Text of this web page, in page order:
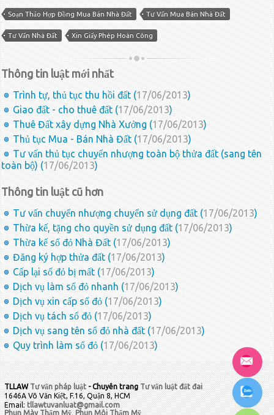
Soạn Thảo Hợp Đồng Mua Bán Nhà Đất Tư Vấn Mua Bán Nhà Đất
Tư Vấn Nhà Đất Xin Giấy Phép Hoàn Công
Thông tin luật mới nhất
Trình tự, thủ tục thu hồi đất (17/06/2013)
Giao đất - cho thuê đất (17/06/2013)
Thuê Đất xây dựng Nhà Xưởng (17/06/2013)
Thủ tục Mua - Bán Nhà Đất (17/06/2013)
Tư vấn thủ tục chuyển nhượng toàn bộ thửa đất (sang tên
toàn bộ) (17/06/2013)
Thông tin luật cũ hơn
Tư vấn chuyển nhượng chuyển sử dụng đất (17/06/2013)
Thừa kế, tặng cho quyền sử dụng đất (17/06/2013)
Thừa kế sổ đỏ Nhà Đất (17/06/2013)
Đăng ký hợp thửa đất (17/06/2013)
Cấp lại sổ đỏ bị mất (17/06/2013)
Dịch vụ làm sổ đỏ nhanh (17/06/2013)
Dịch vụ xin cấp sổ đỏ (17/06/2013)
Dịch vụ tách sổ đỏ (17/06/2013)
Dịch vụ sang tên sổ đỏ nhà đất (17/06/2013)
Quy trình làm sổ đỏ (17/06/2013)
TLLAWTư vấn pháp luật- Chuyên trangTư vấn luật đất đai
1646A Võ Văn Kiệt, F.16, Quận 8, HCM
Email: tllawtuvanluat@gmail.com
Phun Mày Thẩm Mỹ,Phun Môi Thẩm Mỹ